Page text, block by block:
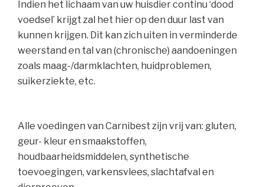
Indien het lichaam van uw huisdier continu ‘dood
voedsel’ krijgt zal het hier op den duur last van
kunnen krijgen. Dit kan zich uiten in verminderde
weerstand en tal van (chronische) aandoeningen
zoals maag-/darmklachten, huidproblemen,
suikerziekte, etc.
Alle voedingen van Carnibest zijn vrij van: gluten,
geur- kleur en smaakstoffen,
houdbaarheidsmiddelen, synthetische
toevoegingen, varkensvlees, slachtafval en